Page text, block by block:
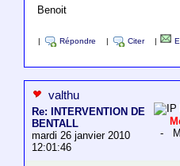
Benoit
Répondre Citer
valthu
Re: INTERVENTION DE
BENTALL
mardi 26 janvier 2010
12:01:46
-